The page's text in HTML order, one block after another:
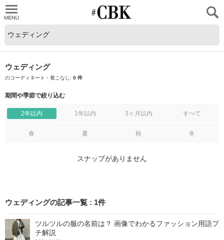
ウェディング
のコーディネート・着こなし: 0 件
期間や季節で絞り込む
2年以内 1年以内 3ヶ月以内 すべて
春 夏 秋 冬
スナップがありません
ウェディングの記事一覧 : 1件
ツルツルの服の名前は？ 画像でわかるファッション用語プ
チ解説